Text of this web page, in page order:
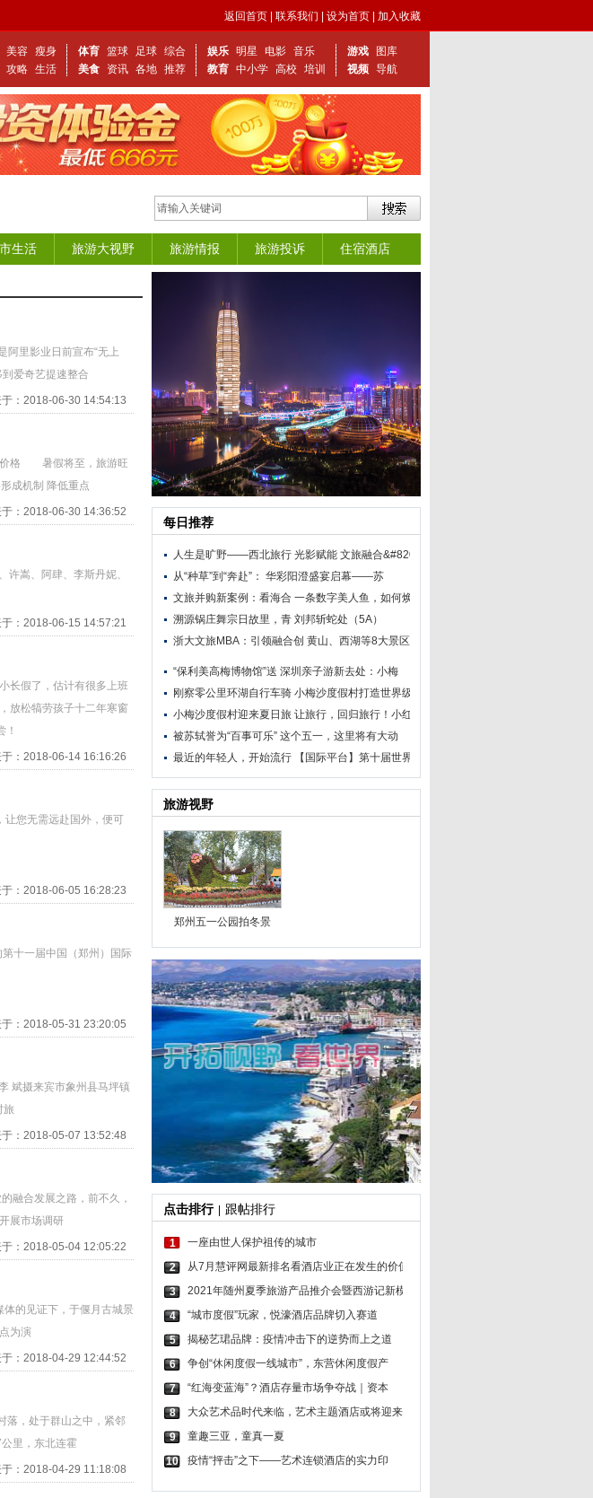
返回首页 联系我们 设为首页 加入收藏
美容 瘦身
攻略 生活
体育 篮球 足球 综合
美食
资讯 各地 推荐
娱乐 明星 电影 音乐
教育 中小学 高校 培训
游戏
图库
视频 导航
生活 旅游大视野 旅游情报 旅游投诉 住宿酒店
里影业日前宣布“无上
爱奇艺提速整合
：2018-06-30 14:54:13
价格 暑假将至，旅游旺
成机制 降低重点
：2018-06-30 14:36:52
嵩、阿肆、李斯丹妮、
：2018-06-15 14:57:21
长假了，估计有很多上班
放松犒劳孩子十二年寒窗
！
：2018-06-14 16:16:26
让您无需远赴国外，便可
：2018-06-05 16:28:23
十一届中国（郑州）国际
：2018-05-31 23:20:05
斌摄来宾市象州县马坪镇
旅
：2018-05-07 13:52:48
融合发展之路，前不久，
展市场调研
：2018-05-04 12:05:22
的见证下，于偃月古城景
为演
：2018-04-29 12:44:52
落，处于群山之中，紧邻
里，东北连霍
：2018-04-29 11:18:08
每日推荐
人生是旷野——西北旅行 光影赋能 文旅融合&#820
从“种草”到“奔赴”： 华彩阳澄盛宴启幕——苏
文旅并购新案例：看海合 一条数字美人鱼，如何焕
溯源锅庄舞宗日故里，青 刘邦斩蛇处（5A）
浙大文旅MBA：引领融合创 黄山、西湖等8大景区宣布
“保利美高梅博物馆”送 深圳亲子游新去处：小梅
刚察零公里环湖自行车骑 小梅沙度假村打造世界级
小梅沙度假村迎来夏日旅 让旅行，回归旅行！小红
被苏轼誉为“百事可乐” 这个五一，这里将有大动
最近的年轻人，开始流行
【国际平台】第十届世界
旅游视野
郑州五一公园拍冬景
点击排行 跟帖排行
1
一座由世人保护祖传的城市
2
从7月慧评网最新排名看酒店业正在发生的价值
3
2021年随州夏季旅游产品推介会暨西游记新模
4
“城市度假”玩家，悦濠酒店品牌切入赛道
5
揭秘艺珺品牌：疫情冲击下的逆势而上之道
6
争创“休闲度假一线城市”，东营休闲度假产
7
“红海变蓝海”？酒店存量市场争夺战｜资本
8
大众艺术品时代来临，艺术主题酒店或将迎来
9
童趣三亚，童真一夏
10
疫情“抨击”之下——艺术连锁酒店的实力印